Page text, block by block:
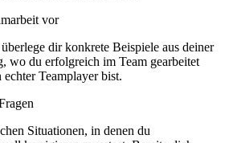
vor
dir konkrete Beispiele aus deiner
wo du erfolgreich im Team gearbeitet
echter Teamplayer bist.
Situationen, in denen du